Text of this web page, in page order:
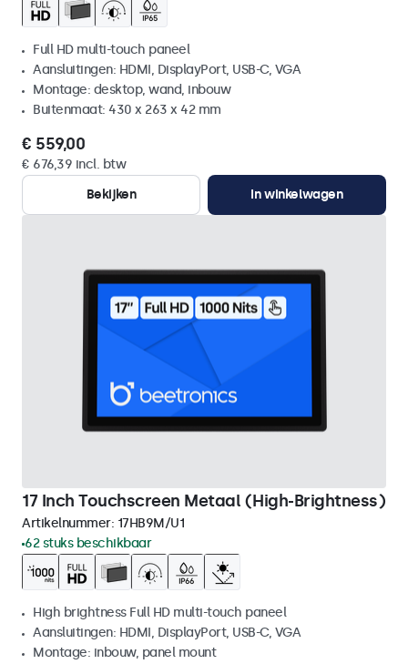
Full HD multi-touch paneel
Aansluitingen: HDMI, DisplayPort, USB-C, VGA
Montage: desktop, wand, inbouw
Buitenmaat: 430 x 263 x 42 mm
€ 559,00
€ 676,39 incl. btw
Bekijken
In winkelwagen
17 Inch Touchscreen Metaal (High-Brightness)
Artikelnummer: 17HB9M/U1
62 stuks beschikbaar
High brightness Full HD multi-touch paneel
Aansluitingen: HDMI, DisplayPort, USB-C, VGA
Montage: inbouw, panel mount